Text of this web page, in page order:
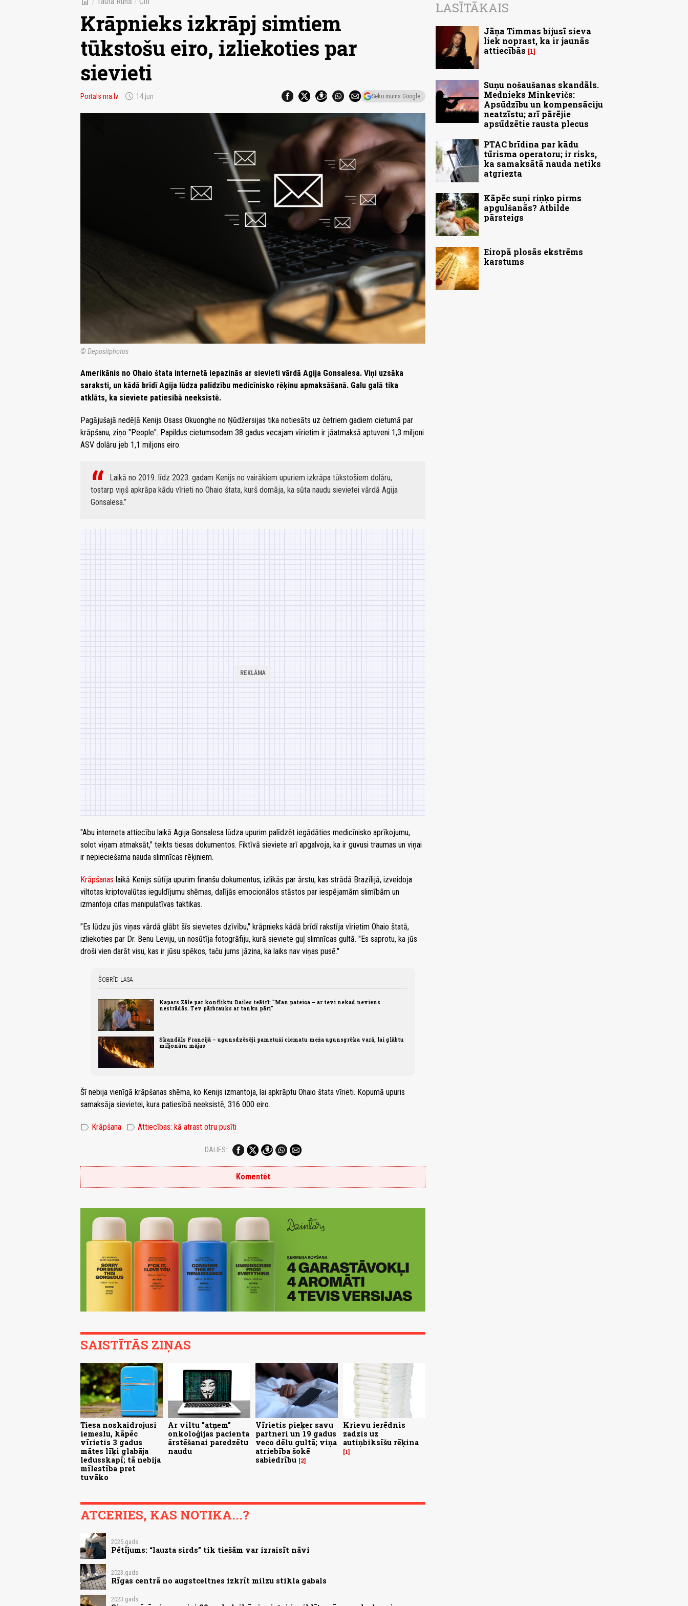
Krāpnieks izkrāpj simtiem
tūkstošu eiro, izliekoties par
sievieti
Portāls nra.lv schedule 14.jun Seko mums Google
© Depositphotos
Amerikānis no Ohaio štata internetā iepazinās ar sievieti vārdā Agija Gonsalesa. Viņi uzsāka
saraksti, un kādā brīdī Agija lūdza palīdzību medicīnisko rēķinu apmaksāšanā. Galu galā tika
atklāts, ka sieviete patiesībā neeksistē.
Pagājušajā nedēļā Kenijs Osass Okuonghe no Ņūdžersijas tika notiesāts uz četriem gadiem cietumā par
krāpšanu, ziņo "People". Papildus cietumsodam 38 gadus vecajam vīrietim ir jāatmaksā aptuveni 1,3 miljoni
ASV dolāru jeb 1,1 miljons eiro.
Laikā no 2019. līdz 2023. gadam Kenijs no vairākiem upuriem izkrāpa tūkstošiem dolāru,
tostarp viņš apkrāpa kādu vīrieti no Ohaio štata, kurš domāja, ka sūta naudu sievietei vārdā Agija
Gonsalesa.
"Abu interneta attiecību laikā Agija Gonsalesa lūdza upurim palīdzēt iegādāties medicīnisko aprīkojumu,
solot viņam atmaksāt," teikts tiesas dokumentos. Fiktīvā sieviete arī apgalvoja, ka ir guvusi traumas un viņai
ir nepieciešama nauda slimnīcas rēķiniem.
Krāpšanas laikā Kenijs sūtīja upurim finanšu dokumentus, izlikās par ārstu, kas strādā Brazīlijā, izveidoja
viltotas kriptovalūtas ieguldījumu shēmas, dalījās emocionālos stāstos par iespējamām slimībām un
izmantoja citas manipulatīvas taktikas.
"Es lūdzu jūs viņas vārdā glābt šīs sievietes dzīvību," krāpnieks kādā brīdī rakstīja vīrietim Ohaio štatā,
izliekoties par Dr. Benu Leviju, un nosūtīja fotogrāfiju, kurā sieviete guļ slimnīcas gultā. "Es saprotu, ka jūs
droši vien darāt visu, kas ir jūsu spēkos, taču jums jāzina, ka laiks nav viņas pusē."
ŠOBRĪD LASA
Kapars Zāle par konfliktu Dailes teātrī: "Man pateica – ar tevi nekad neviens
nestrādās. Tev pārbrauks ar tanku pāri"
Skandāls Francijā – ugunsdzēsēji pametuši ciematu meža ugunsgrēka varā, lai glābtu
miljonāru mājas
Šī nebija vienīgā krāpšanas shēma, ko Kenijs izmantoja, lai apkrāptu Ohaio štata vīrieti. Kopumā upuris
samaksāja sievietei, kura patiesībā neeksistē, 316 000 eiro.
label Krāpšana label Attiecības: kā atrast otru pusīti
DALIES:
Komentēt
SAISTĪTĀS ZIŅAS
Tiesa noskaidrojusi
iemeslu, kāpēc
vīrietis 3 gadus
mātes līķi glabāja
ledusskapī; tā nebija
mīlestība pret
tuvāko
Ar viltu "atņem"
onkoloģijas pacienta
ārstēšanai paredzētu
naudu
Vīrietis pieķer savu
partneri un 19 gadus
veco dēlu gultā; viņa
atriebība šokē
sabiedrību 2
Krievu ierēdnis
zadzis uz
autiņbiksīšu rēķina
1
ATCERIES, KAS NOTIKA...?
2025.gads
Pētījums: “lauzta sirds” tik tiešām var izraisīt nāvi
2023.gads
Rīgas centrā no augstceltnes izkrīt milzu stikla gabals
2023.gads
LASĪTĀKAIS
Jāņa Timmas bijusī sieva
liek noprast, ka ir jaunās
attiecībās
1
Suņu nošaušanas skandāls.
Mednieks Minkevičs:
Apsūdzību un kompensāciju
neatzīstu; arī pārējie
apsūdzētie rausta plecus
PTAC brīdina par kādu
tūrisma operatoru; ir risks,
ka samaksātā nauda netiks
atgriezta
Kāpēc suņi riņķo pirms
apgulšanās? Atbilde
pārsteigs
Eiropā plosās ekstrēms
karstums